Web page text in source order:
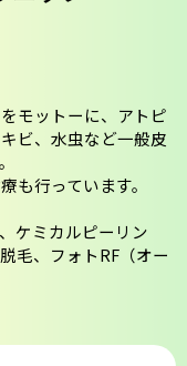
モットーに、アトピ
ビ、水虫など一般皮
も行っています。
ケミカルピーリン
毛、フォトRF（オー